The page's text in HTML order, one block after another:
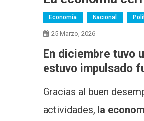
Economía Nacional
25 Marzo, 2026
En diciembre tuvo
estuvo impulsado
Gracias al buen
actividades, la